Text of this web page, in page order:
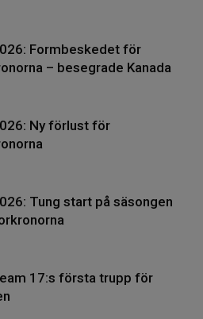
Formbeskedet för
– besegrade Kanada
Ny förlust för
Tung start på säsongen
17:s första trupp för